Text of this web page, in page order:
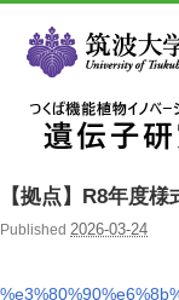
【拠点】R8年度
Published 2026-03-24